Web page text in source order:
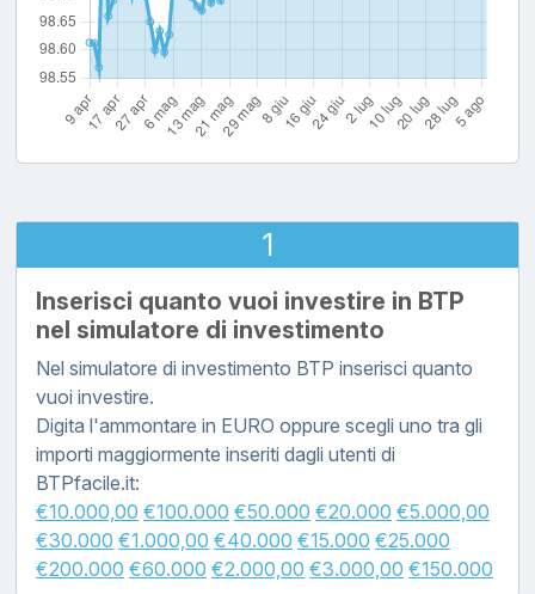
1
Inserisci quanto vuoi investire in BTP
nel simulatore di investimento
Nel simulatore di investimento BTP inserisci quanto
vuoi investire.
Digita l'ammontare in EURO oppure scegli uno tra gli
importi maggiormente inseriti dagli utenti di
BTPfacile.it:
€10.000,00 €100.000 €50.000 €20.000 €5.000,00
€30.000 €1.000,00 €40.000 €15.000 €25.000
€200.000 €60.000 €2.000,00 €3.000,00 €150.000